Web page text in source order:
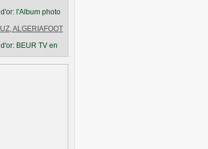
l'Album photo
ALGERIAFOOT
BEUR TV en
(Alg): Inchallah la